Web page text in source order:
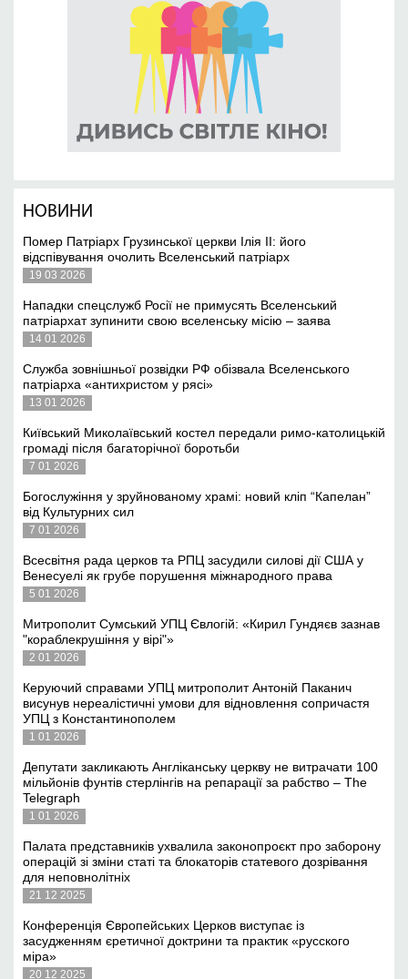
НОВИНИ
Помер Патріарх Грузинської церкви Ілія II: його
відспівування очолить Вселенський патріарх
19 03 2026
Нападки спецслужб Росії не примусять Вселенський
патріархат зупинити свою вселенську місію – заява
14 01 2026
Служба зовнішньої розвідки РФ обізвала Вселенського
патріарха «антихристом у рясі»
13 01 2026
Київський Миколаївський костел передали римо-католицькій
громаді після багаторічної боротьби
7 01 2026
Богослужіння у зруйнованому храмі: новий кліп “Капелан”
від Культурних сил
7 01 2026
Всесвітня рада церков та РПЦ засудили силові дії США у
Венесуелі як грубе порушення міжнародного права
5 01 2026
Митрополит Сумський УПЦ Євлогій: «Кирил Гундяєв зазнав
"кораблекрушіння у вірі"»
2 01 2026
Керуючий справами УПЦ митрополит Антоній Паканич
висунув нереалістичні умови для відновлення сопричастя
УПЦ з Константинополем
1 01 2026
Депутати закликають Англіканську церкву не витрачати 100
мільйонів фунтів стерлінгів на репарації за рабство – The
Telegraph
1 01 2026
Палата представників ухвалила законопроєкт про заборону
операцій зі зміни статі та блокаторів статевого дозрівання
для неповнолітніх
21 12 2025
Конференція Європейських Церков виступає із
засудженням єретичної доктрини та практик «русского
міра»
20 12 2025